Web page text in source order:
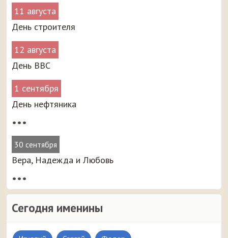
11 августа
День строителя
12 августа
День ВВС
1 сентября
День нефтяника
•••
30 сентября
Вера, Надежда и Любовь
•••
Сегодня именины